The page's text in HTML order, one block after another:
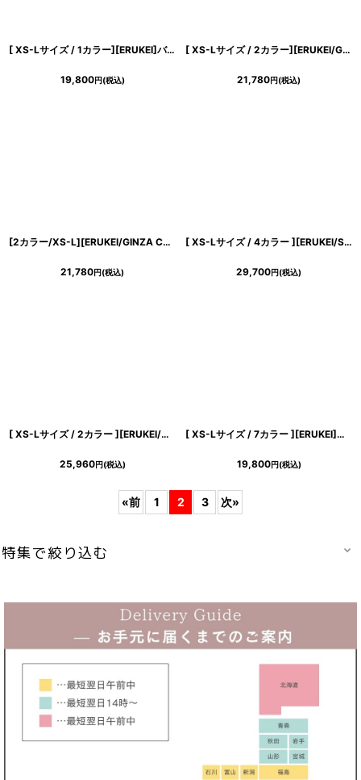
[ XS-Lサイズ / 1カラー][ERUKEI]バタフライ柄・プリント・ローカラー・襟付き・アメリカンスリーブ・ティアード・Aライン・ミニドレス・ワンピース[送料無料]
19,800円(税込)
[ XS-Lサイズ / 2カラー][ERUKEI/GINZA COUTURE]グレー・ワインレッド・ラメ・シンプル・ブローチ・ベルト・ノースリーブ・Aライン・ミディアムドレス・ワンピース[送料無料]
21,780円(税込)
[2カラー/XS-L][ERUKEI/GINZA COUTURE]ワンカラー・シンプル・ノースリーブ・前ボタン・リボンベルト・ポケット・Aライン・ミディアムドレス・ワンピース[送料無料]
21,780円(税込)
[ XS-Lサイズ / 4カラー ][ERUKEI/SETTAN]ピンク・ホワイト・ワインレッド・ベージュ・ホルターネック・エレガント・胸元レース・ラインストーン・Aライン・ロングドレス[送料無料]
29,700円(税込)
[ XS-Lサイズ / 2カラー ][ERUKEI/GINZA COUTURE]ピンク・ホワイト・総レース・Aライン・ノースリーブ・上品・ミディアムドレス・ワンピース[送料無料]
25,960円(税込)
[ XS-Lサイズ / 7カラー ][ERUKEI]お花ビジュー・ハイウエスト・半袖・Aライン・フレア・ミニドレス・ワンピース[山崎みどり・黒木麗奈着用][送料無料]mywhbk
19,800円(税込)
«前 1 2 3 次»
特集で絞り込む
山崎みどりちゃん着用ドレス♪
MIRINちゃん着用ドレス♪
薗田杏奈ちゃん着用ドレス♪
れおちゃん着用ドレス♪